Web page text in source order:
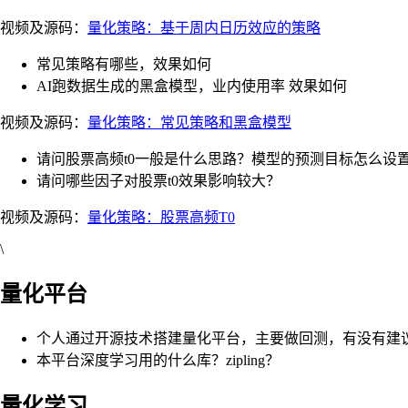
视频及源码： 量化策略：基于周内日历效应的策略
常见策略有哪些，效果如何
AI跑数据生成的黑盒模型，业内使用率 效果如何
视频及源码： 量化策略：常见策略和黑盒模型
请问股票高频t0一般是什么思路？模型的预测目标怎么设
请问哪些因子对股票t0效果影响较大？
视频及源码： 量化策略：股票高频T0
\
量化平台
个人通过开源技术搭建量化平台，主要做回测，有没有建
本平台深度学习用的什么库？zipling？